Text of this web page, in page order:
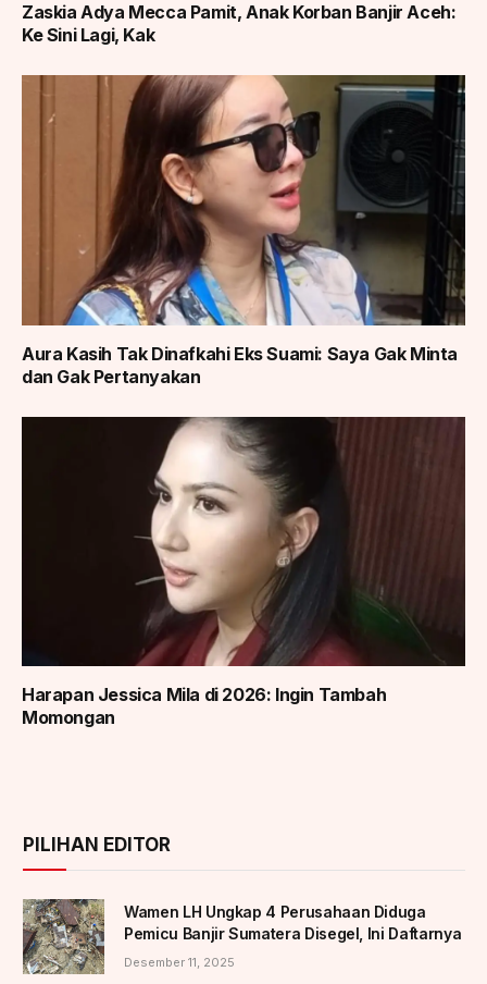
Zaskia Adya Mecca Pamit, Anak Korban Banjir Aceh:
Ke Sini Lagi, Kak
Aura Kasih Tak Dinafkahi Eks Suami: Saya Gak Minta
dan Gak Pertanyakan
Harapan Jessica Mila di 2026: Ingin Tambah
Momongan
PILIHAN EDITOR
Wamen LH Ungkap 4 Perusahaan Diduga
Pemicu Banjir Sumatera Disegel, Ini Daftarnya
Desember 11, 2025